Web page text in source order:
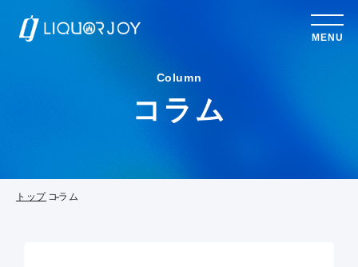
MENU
Column
コラム
トップ コラム